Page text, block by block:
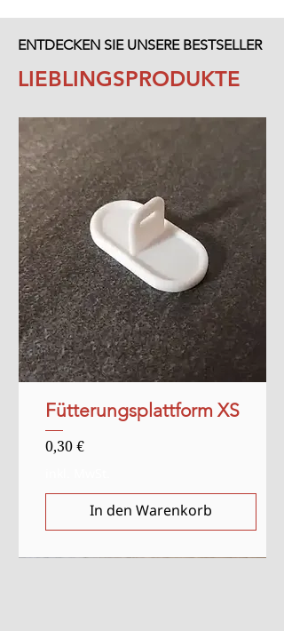
ENTDECKEN SIE UNSERE BESTSELLER
LIEBLINGSPRODUKTE
Fütterungsplattform XS
Preis
0,30 €
In den Warenkorb